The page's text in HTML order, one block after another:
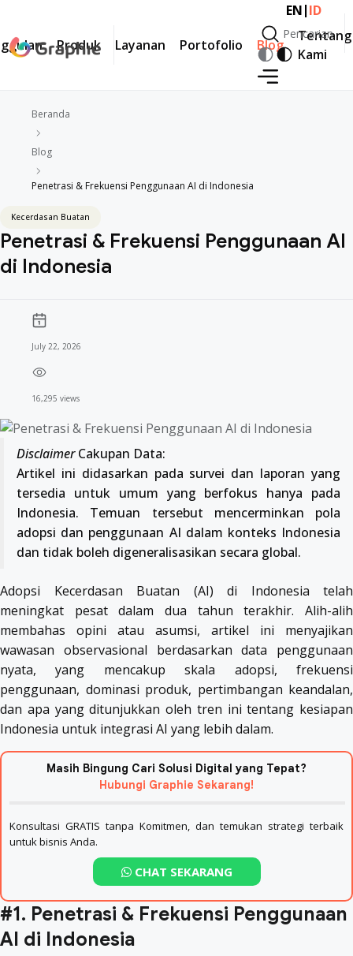
Produk Layanan Portofolio Blog
Tentang
Kami
EN|ID
Pencarian
Pencarian
Beranda
Blog
Penetrasi & Frekuensi Penggunaan AI di Indonesia
Kecerdasan Buatan
Penetrasi & Frekuensi Penggunaan AI
di Indonesia
July 22, 2026
16,295 views
DisclaimerCakupan Data:
Artikel ini didasarkan pada survei dan laporan yang
tersedia untuk umum yang berfokus hanya pada
Indonesia. Temuan tersebut mencerminkan pola
adopsi dan penggunaan AI dalam konteks Indonesia
dan tidak boleh digeneralisasikan secara global.
Adopsi Kecerdasan Buatan (AI) di Indonesia telah
meningkat pesat dalam dua tahun terakhir. Alih-alih
membahas opini atau asumsi, artikel ini menyajikan
wawasan observasional berdasarkan data penggunaan
nyata, yang mencakup skala adopsi, frekuensi
penggunaan, dominasi produk, pertimbangan keandalan,
dan apa yang ditunjukkan oleh tren ini tentang kesiapan
Indonesia untuk integrasi AI yang lebih dalam.
Masih Bingung Cari Solusi Digital yang Tepat?
Hubungi Graphie Sekarang!
Konsultasi GRATIS tanpa Komitmen, dan temukan strategi terbaik
untuk bisnis Anda.
CHAT SEKARANG
#1. Penetrasi & Frekuensi Penggunaan
AI di Indonesia